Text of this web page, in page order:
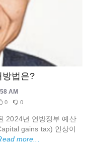
방법은?
AM
0 0
2024년 연방정부 예산
gains tax) 인상이
more...